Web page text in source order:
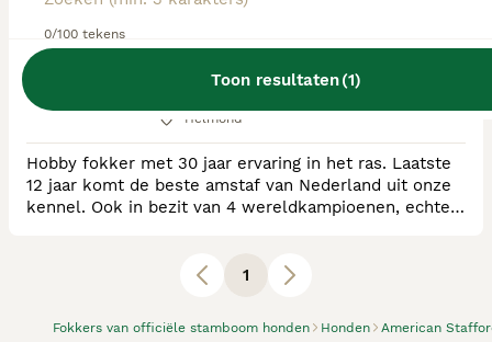
0/100 tekens
Toon resultaten(1)
Fokkers van officiële stamboom honden Honden American
American Staffordshire Terriër
Helmond
Hobby fokker met 30 jaar ervaring in het ras. Laatste
12 jaar komt de beste amstaf van Nederland uit onze
kennel. Ook in bezit van 4 wereldkampioenen, echter
honden zo uitgebreid mogelijk officieel getest op
1